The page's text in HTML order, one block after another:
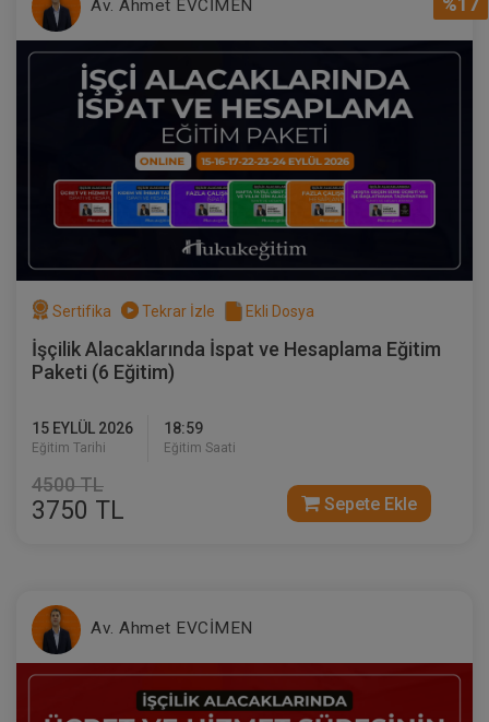
Tüketici Hukuku Enstitüsü
Çocuk Hukuku - IV. Medeni Hukuk
Kongresi - V. Oturum
360 TL
Av. Ahmet EVCİMEN
Sertifika Tekrar İzle Ekli Dosya
İşçilik Alacaklarında İspat ve Hesaplama Eğitim
Paketi (6 Eğitim)
15 EYLÜL 2026
Eğitim Tarihi
18:59
Eğitim Saati
4500 TL
3750 TL Sepete Ekle
Av. Ahmet EVCİMEN